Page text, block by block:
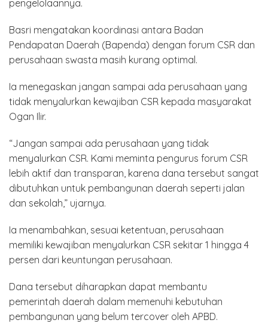
pengelolaannya.
Basri mengatakan koordinasi antara Badan
Pendapatan Daerah (Bapenda) dengan forum CSR dan
perusahaan swasta masih kurang optimal.
Ia menegaskan jangan sampai ada perusahaan yang
tidak menyalurkan kewajiban CSR kepada masyarakat
Ogan Ilir.
“Jangan sampai ada perusahaan yang tidak
menyalurkan CSR. Kami meminta pengurus forum CSR
lebih aktif dan transparan, karena dana tersebut sangat
dibutuhkan untuk pembangunan daerah seperti jalan
dan sekolah,” ujarnya.
Ia menambahkan, sesuai ketentuan, perusahaan
memiliki kewajiban menyalurkan CSR sekitar 1 hingga 4
persen dari keuntungan perusahaan.
Dana tersebut diharapkan dapat membantu
pemerintah daerah dalam memenuhi kebutuhan
pembangunan yang belum tercover oleh APBD.